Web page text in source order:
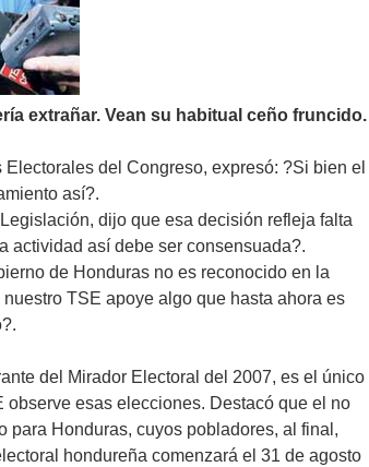
extrañar. Vean su habitual ceño fruncido.
del Congreso, expresó: ?Si bien el
así?.
dijo que esa decisión refleja falta
actividad así debe ser consensuada?.
de Honduras no es reconocido en la
TSE apoye algo que hasta ahora es
del Mirador Electoral del 2007, es el único
esas elecciones. Destacó que el no
para Honduras, cuyos pobladores, al final,
hondureña comenzará el 31 de agosto